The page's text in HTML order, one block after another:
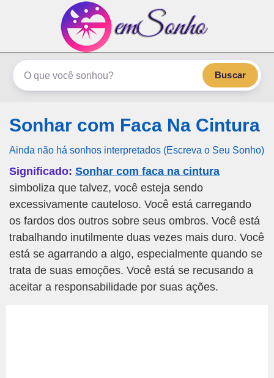
emSonho.com
Os sonhos significam mais
Buscar
Sonhar com Faca Na Cintura
Ainda não há sonhos interpretados (Escreva o Seu Sonho)
Significado: Sonhar com faca na cintura
simboliza que talvez, você esteja sendo
excessivamente cauteloso. Você está carregando
os fardos dos outros sobre seus ombros. Você está
trabalhando inutilmente duas vezes mais duro. Você
está se agarrando a algo, especialmente quando se
trata de suas emoções. Você está se recusando a
aceitar a responsabilidade por suas ações.